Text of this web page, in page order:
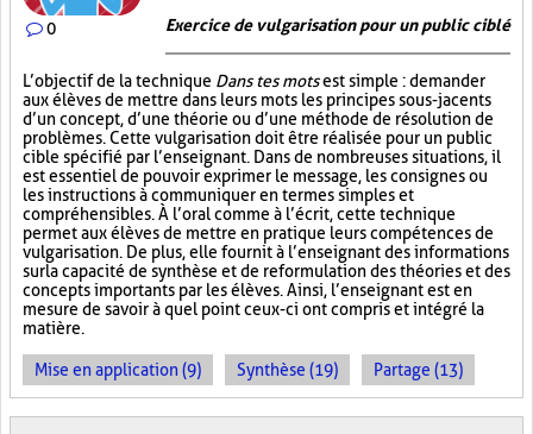
0 Exercice de vulgarisation pour un public ciblé
L’objectif de la technique Dans tes motsest simple : demander
aux élèves de mettre dans leurs mots les principes sous-jacents
d’un concept, d’une théorie ou d’une méthode de résolution de
problèmes. Cette vulgarisation doit être réalisée pour un public
cible spécifié par l’enseignant. Dans de nombreuses situations, il
est essentiel de pouvoir exprimer le message, les consignes ou
les instructions à communiquer en termes simples et
compréhensibles. À l’oral comme à l’écrit, cette technique
permet aux élèves de mettre en pratique leurs compétences de
vulgarisation. De plus, elle fournit à l’enseignant des informations
sur la capacité de synthèse et de reformulation des théories et des
concepts importants par les élèves. Ainsi, l’enseignant est en
mesure de savoir à quel point ceux-ci ont compris et intégré la
matière.
Mise en application (9) Synthèse (19) Partage (13)